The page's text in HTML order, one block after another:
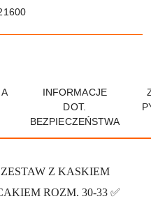
INFORMACJE
DOT.
BEZPIECZEŃSTWA
Z KASKIEM
ROZM. 30-33 ✅